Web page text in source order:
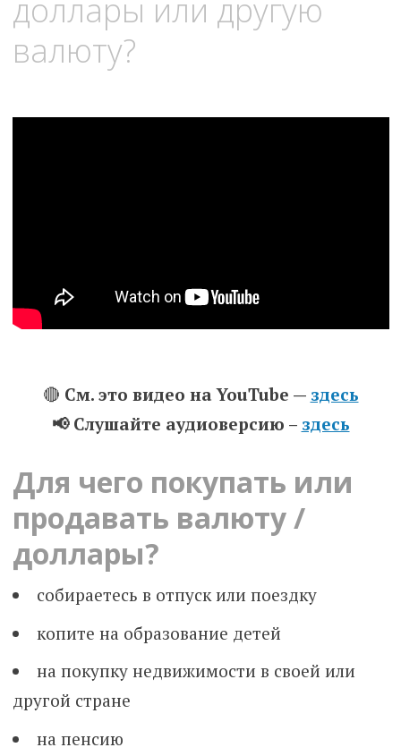
доллары или другую
валюту?
🔴 См. это видео на YouTube — здесь
📢 Слушайте аудиоверсию – здесь
Для чего покупать или
продавать валюту /
доллары?
собираетесь в отпуск или поездку
копите на образование детей
на покупку недвижимости в своей или
другой стране
на пенсию